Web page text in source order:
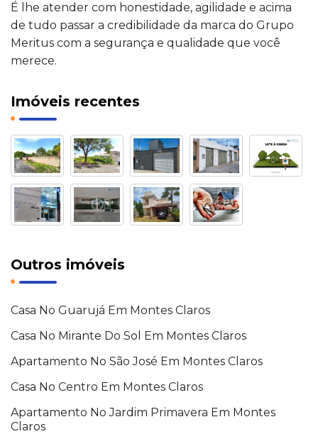
É lhe atender com honestidade, agilidade e acima
de tudo passar a credibilidade da marca do Grupo
Meritus com a segurança e qualidade que você
merece.
Imóveis recentes
Outros imóveis
Casa No Guarujá Em Montes Claros
Casa No Mirante Do Sol Em Montes Claros
Apartamento No São José Em Montes Claros
Casa No Centro Em Montes Claros
Apartamento No Jardim Primavera Em Montes
Claros